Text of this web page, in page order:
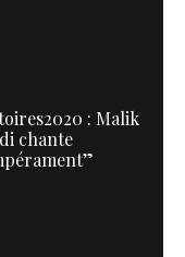
: Malik
chante